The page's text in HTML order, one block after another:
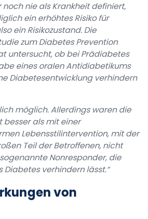
nie als Krankheit definiert,
ein erhöhtes Risiko für
ein Risikozustand. Die
zum Diabetes Prevention
untersucht, ob bei Prädiabetes
eines oralen Antidiabetikums
Diabetesentwicklung verhindern
möglich. Allerdings waren die
besser als mit einer
Lebensstilintervention, mit der
Teil der Betroffenen, nicht
Nonresponder, die
Diabetes verhindern lässt.“
von